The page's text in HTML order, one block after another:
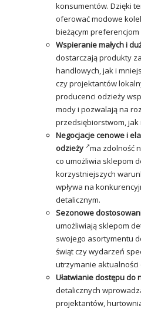
konsumentów. Dzięki
oferować modowe
bieżącym
Wspieranie małych i
dostarczają produkty
handlowych, jak i
czy projektantów
producenci odzieży
mody i pozwalają na
przedsiębiorstwom,
Negocjacje cenowe i
odzieży
ma zdolność
co umożliwia sklepom
korzystniejszych
wpływa na
detalicznym.
Sezonowe
umożliwiają sklepom
swojego asortymentu
świąt czy wydarzeń
utrzymanie
Ułatwianie dostępu do
detalicznych
projektantów,